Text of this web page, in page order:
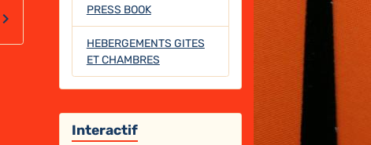
PRESS BOOK
HEBERGEMENTS GITES
ET CHAMBRES
Interactif